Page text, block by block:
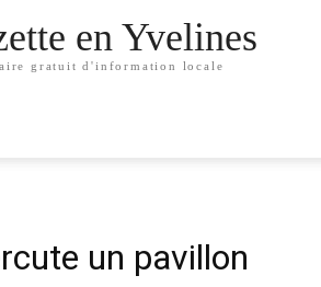
en Yvelines
gratuit d'information locale
un pavillon